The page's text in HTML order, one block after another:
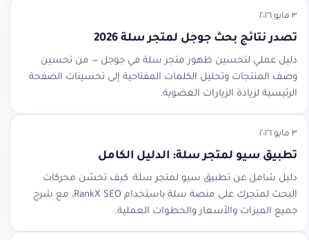
٣ مايو ٢٠٢٦
تصدر نتائج بحث جوجل لمتجر سلة 2026
دليل عملي لتحسين ظهور متجر سلة في جوجل — من تحسين
وصف المنتجات وتحليل الكلمات المفتاحية إلى تحسينات الصفحة
الرئيسية لزيادة الزيارات العضوية.
٣ مايو ٢٠٢٦
تطبيق سيو لمتجر سلة: الدليل الكامل
دليل شامل عن تطبيق سيو لمتجر سلة: كيف تحسّن محركات
البحث لمتجرك على منصة سلة باستخدام RankX SEO، مع شرح
جميع الميزات والأسعار والخطوات العملية.